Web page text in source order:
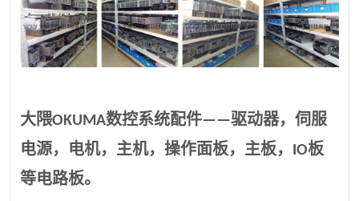
大隈OKUMA数控系统配件——驱动器，伺服
电源，电机，主机，操作面板，主板，IO板
等电路板。